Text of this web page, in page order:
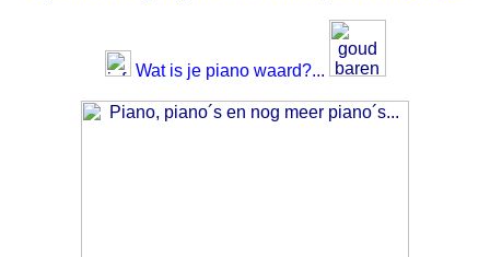
Wat is je piano waard?...